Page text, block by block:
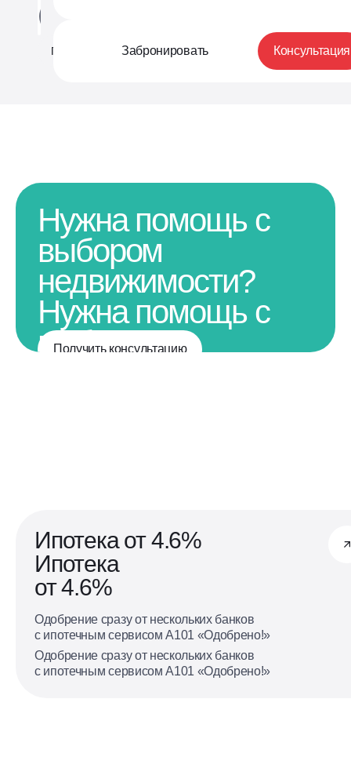
Планировка Забронировать Консультация
Нужна помощь с
выбором
недвижимости?
Нужна помощь с
выбором
Получить консультацию
Ипотека от 4.6%
Ипотека
от 4.6%
Одобрение сразу от нескольких банков
с ипотечным сервисом А101 «Одобрено!»
Одобрение сразу от нескольких банков
с ипотечным сервисом А101 «Одобрено!»